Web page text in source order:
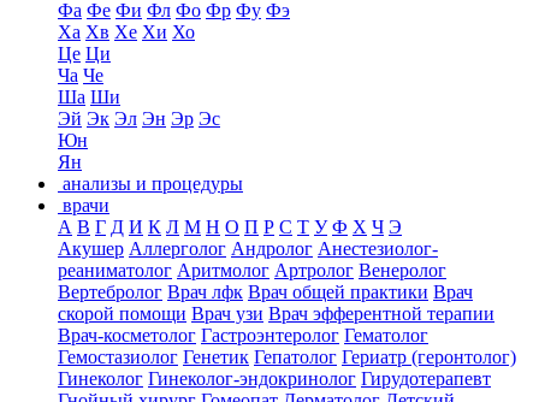
Фа Фе Фи Фл Фо Фр Фу Фэ
Ха Хв Хе Хи Хо
Це Ци
Ча Че
Ша Ши
Эй Эк Эл Эн Эр Эс
Юн
Ян
анализы и процедуры
врачи
А В Г Д И К Л М Н О П Р С Т У Ф Х Ч Э
Акушер Аллерголог Андролог Анестезиолог-
реаниматолог Аритмолог Артролог Венеролог
Вертебролог Врач лфк Врач общей практики Врач
скорой помощи Врач узи Врач эфферентной терапии
Врач-косметолог Гастроэнтеролог Гематолог
Гемостазиолог Генетик Гепатолог Гериатр (геронтолог)
Гинеколог Гинеколог-эндокринолог Гирудотерапевт